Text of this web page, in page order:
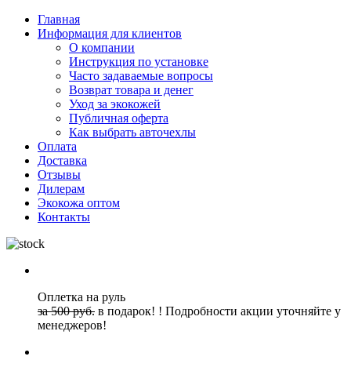
Главная
Информация для клиентов
О компании
Инструкция по установке
Часто задаваемые вопросы
Возврат товара и денег
Уход за экокожей
Публичная оферта
Как выбрать авточехлы
Оплата
Доставка
Отзывы
Дилерам
Экокожа оптом
Контакты
Оплетка на руль
за 500 руб. в подарок! ! Подробности акции уточняйте у
менеджеров!